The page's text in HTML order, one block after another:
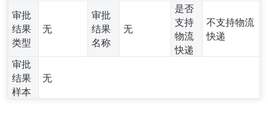
审批
结果
类型
无
审批
结果
名称
无
是否
支持
物流
快递
不支持物流
快递
审批
结果
样本
无